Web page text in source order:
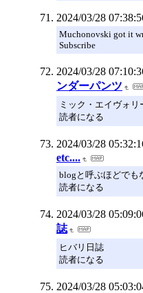
2024/03/28
Muchonovski got it
Subscribe
2024/03/28
ンダーパンツ
ミック・エイヴォ
読者になる
2024/03/28
etc....
blogと呼ぶほどでも
読者になる
2024/03/28
誌
ヒバリ日誌
読者になる
2024/03/28